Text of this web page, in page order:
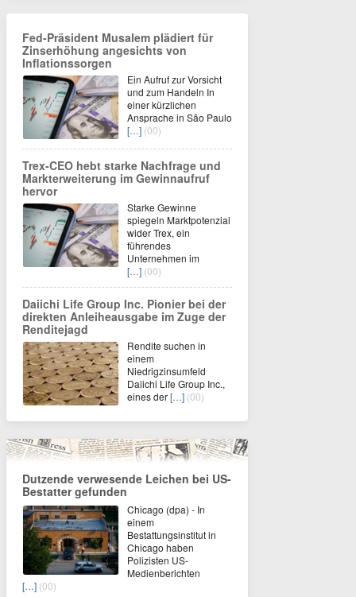
Fed-Präsident Musalem plädiert für
Zinserhöhung angesichts von
Inflationssorgen
Ein Aufruf zur Vorsicht
und zum Handeln In
einer kürzlichen
Ansprache in São Paulo
[…] (00)
Trex-CEO hebt starke Nachfrage und
Markterweiterung im Gewinnaufruf
hervor
Starke Gewinne
spiegeln Marktpotenzial
wider Trex, ein
führendes
Unternehmen im
[…] (00)
Daiichi Life Group Inc. Pionier bei der
direkten Anleiheausgabe im Zuge der
Renditejagd
Rendite suchen in
einem
Niedrigzinsumfeld
Daiichi Life Group Inc.,
eines der[…] (00)
Dutzende verwesende Leichen bei US-
Bestatter gefunden
Chicago (dpa) - In
einem
Bestattungsinstitut in
Chicago haben
Polizisten US-
Medienberichten
[…] (00)